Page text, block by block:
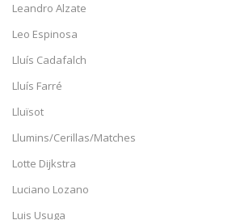
Leandro Alzate
Leo Espinosa
Lluís Cadafalch
Lluís Farré
Lluïsot
Llumins/Cerillas/Matches
Lotte Dijkstra
Luciano Lozano
Luis Usuga